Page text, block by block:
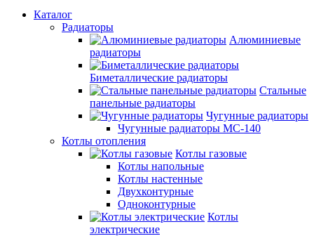
Каталог
Радиаторы
Алюминиевые
радиаторы
Биметаллические радиаторы
Стальные
панельные радиаторы
Чугунные радиаторы
Чугунные радиаторы МС-140
Котлы отопления
Котлы газовые
Котлы напольные
Котлы настенные
Двухконтурные
Одноконтурные
Котлы
электрические